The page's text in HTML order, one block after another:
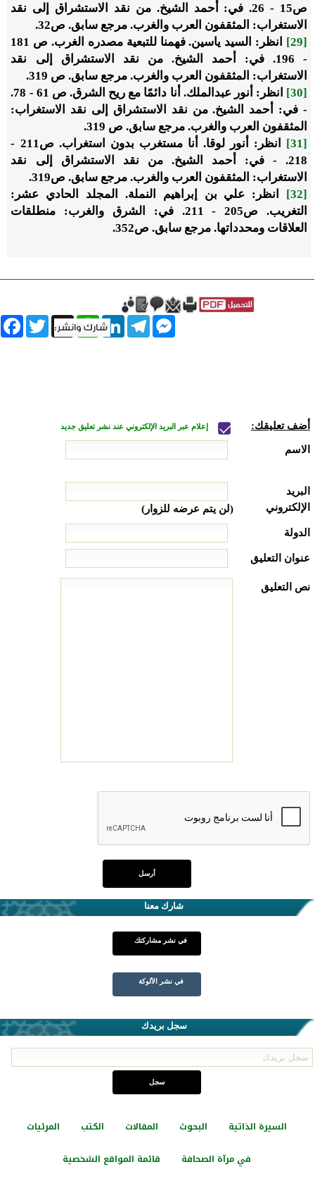
ص15 - 26. في: أحمد الشيخ. من نقد الاستشراق إلى نقد
الاستغراب: المثقفون العرب والغرب. مرجع سابق. ص32.
[29]
انظر: السيد ياسين. فهمنا للتبعية مصدره الغرب. ص 181
- 196. في: أحمد الشيخ. من نقد الاستشراق إلى نقد
الاستغراب: المثقفون العرب والغرب. مرجع سابق. ص 319.
[30]
انظر: أنور عبدالملك. أنا دائمًا مع ريح الشرق. ص 61 - 78.
- في: أحمد الشيخ. من نقد الاستشراق إلى نقد الاستغراب:
المثقفون العرب والغرب. مرجع سابق. ص 319.
[31]
انظر: أنور لوقا. أنا مستغرب بدون استغراب. ص211 -
218. - في: أحمد الشيخ. من نقد الاستشراق إلى نقد
الاستغراب: المثقفون العرب والغرب. مرجع سابق. ص319.
[32]
انظر: علي بن إبراهيم النملة. المجلد الحادي عشر:
التغريب. ص205 - 211. في: الشرق والغرب: منطلقات
العلاقات ومحدداتها. مرجع سابق. ص352.
Twitter X
WhatsAppLinkedInTelegram
Messenger
أضف تعليقك: إعلام عبر البريد الإلكتروني عند نشر تعليق جديد
الاسم
البريد
الإلكتروني
(لن يتم عرضه للزوار)
الدولة
عنوان التعليق
نص التعليق
شارك معنا
في نشر مشاركتك
في نشر الألوكة
سجل بريدك
السيرة الذاتية البحوث المقالات الكتب المرئيات
في مرآة الصحافة قائمة المواقع الشخصية